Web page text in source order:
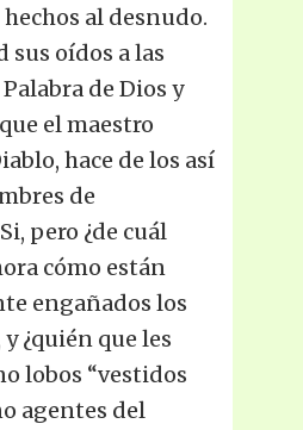
al desnudo.
sus oídos a las
de Dios y
el maestro
hace de los así
de
pero ¿de cuál
cómo están
engañados los
¿quién que les
lobos “vestidos
agentes del